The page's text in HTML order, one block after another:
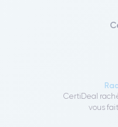
CertiDeal
vous